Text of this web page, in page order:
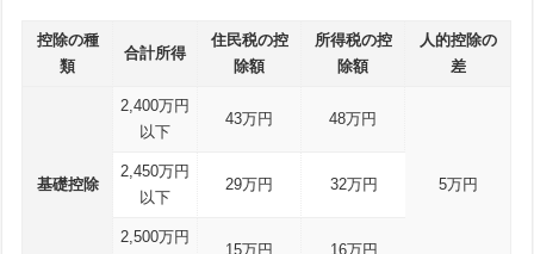
控除の種
類
合計所得
住民税の控
除額
所得税の控
除額
人的控除の
差
基礎控除
2,400万円
以下
43万円 48万円
5万円
2,450万円
以下
29万円 32万円
2,500万円
15万円 16万円